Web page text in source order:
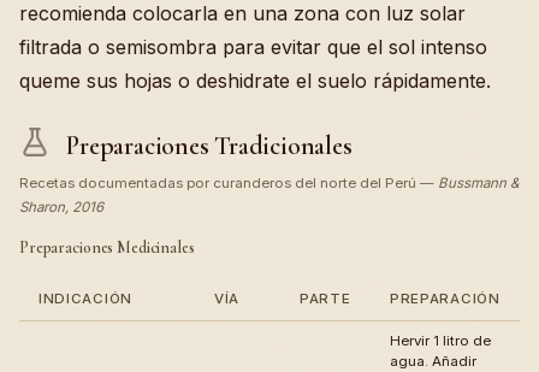
recomienda colocarla en una zona con luz solar
filtrada o semisombra para evitar que el sol intenso
queme sus hojas o deshidrate el suelo rápidamente.
Preparaciones Tradicionales
Recetas documentadas por curanderos del norte del Perú — Bussmann &
Sharon, 2016
Preparaciones Medicinales
INDICACIÓN VÍA PARTE PREPARACIÓN
Hervir 1 litro de
agua. Añadir